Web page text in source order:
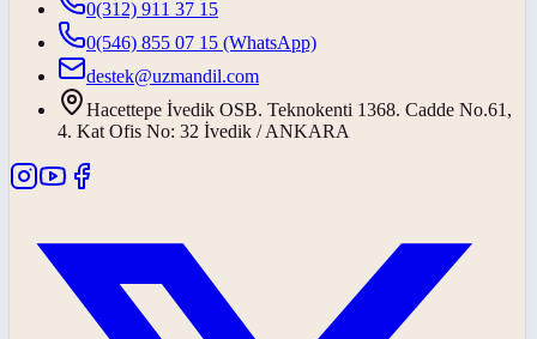
0(312) 911 37 15
0(546) 855 07 15 (WhatsApp)
destek@uzmandil.com
Hacettepe İvedik OSB. Teknokenti 1368. Cadde No.61,
4. Kat Ofis No: 32 İvedik / ANKARA